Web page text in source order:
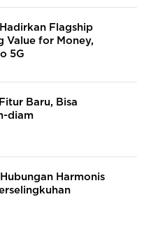
Flagship
Value for Money,
5G
Baru, Bisa
diam
Harmonis